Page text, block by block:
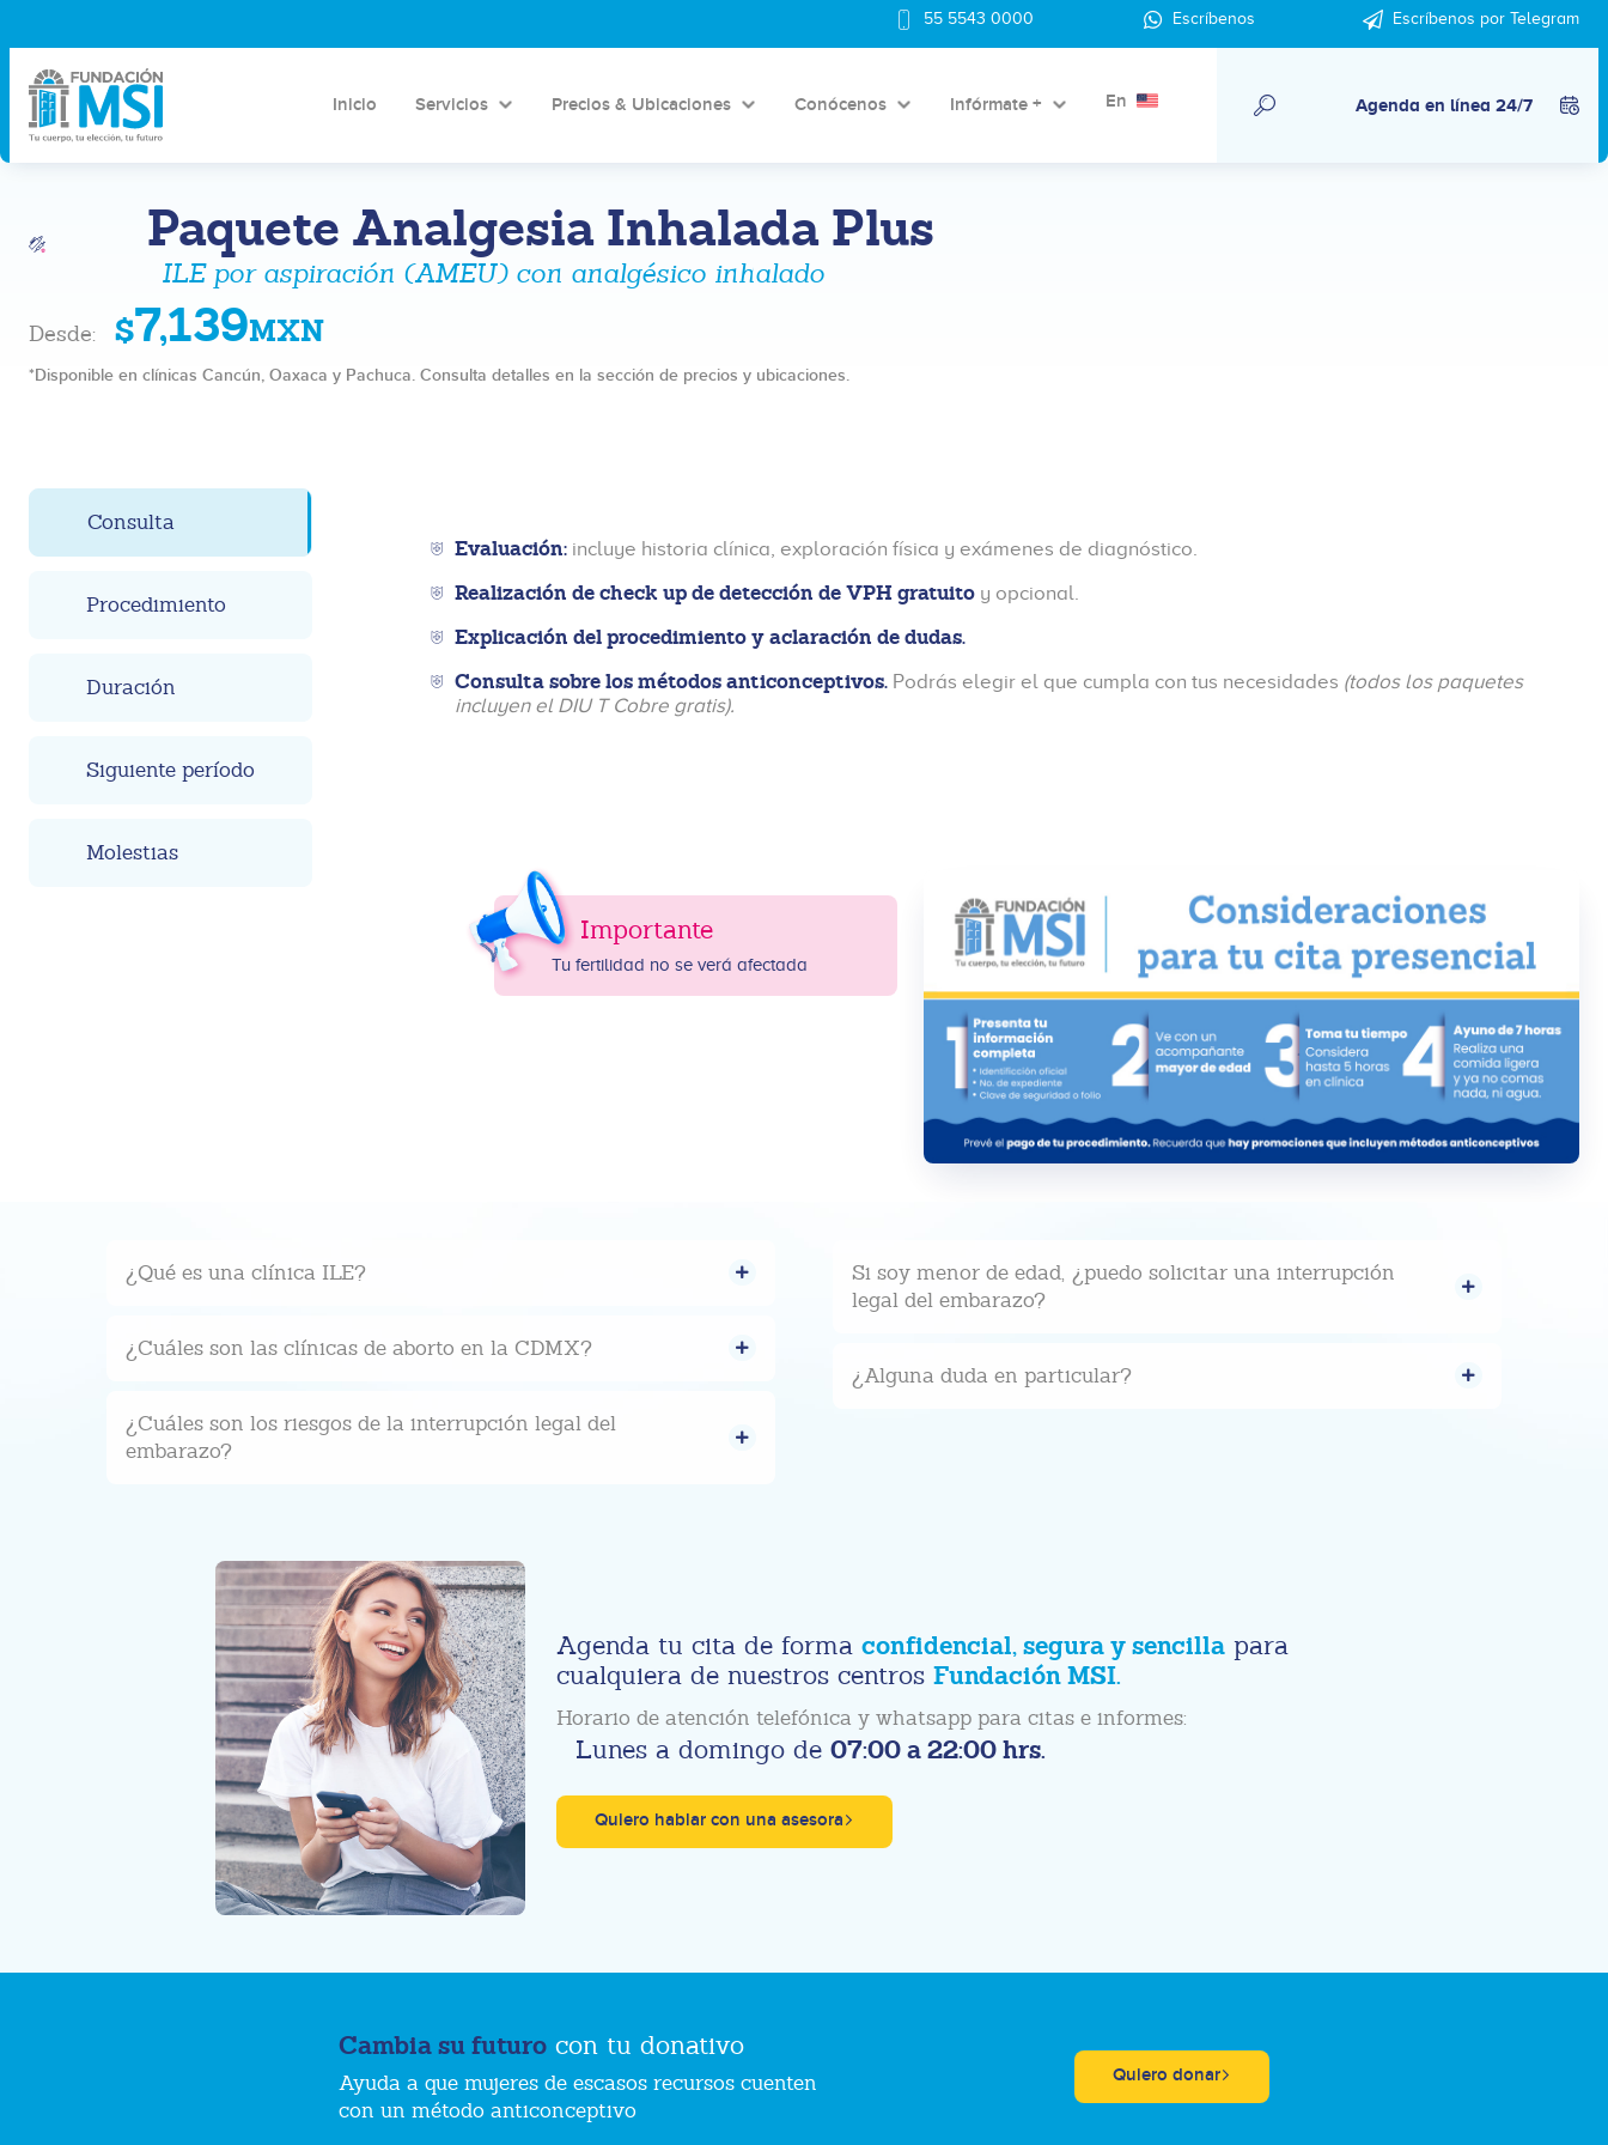
55 5543 0000 Escríbenos Escríbenos por Telegram
Inicio Servicios Precios & Ubicaciones Conócenos Infórmate + En Agenda en línea 24/7
Paquete Analgesia Inhalada Plus
ILE por aspiración (AMEU) con analgésico inhalado
Desde: $7,139MXN
*Disponible en clínicas Cancún, Oaxaca y Pachuca. Consulta detalles en la sección de precios y ubicaciones.
Consulta
Procedimiento
Duración
Siguiente período
Molestias
Evaluación:incluye historia clínica, exploración física y exámenes de diagnóstico.
Realización de check up de detección de VPH gratuitoy opcional.
Explicación del procedimientoy aclaración de dudas.
Consulta sobre los métodos anticonceptivos.Podrás elegir el que cumpla con tus necesidades (todos los paquetes
incluyen el DIU T Cobre gratis).
Importante
Tu fertilidad no se verá afectada
¿Qué es una clínica ILE?
¿Cuáles son las clínicas de aborto en la CDMX?
¿Cuáles son los riesgos de la interrupción legal del
embarazo?
Si soy menor de edad, ¿puedo solicitar una interrupción
legal del embarazo?
¿Alguna duda en particular?
Agenda tu cita de forma confidencial, segura y sencillapara
cualquiera de nuestros centros Fundación MSI.
Horario de atención telefónica y whatsapp para citas e informes:
Lunes a domingo de 07:00 a 22:00 hrs.
Quiero hablar con una asesora
Cambia su futuro con tu donativo
Ayuda a que mujeres de escasos recursos cuenten
con un método anticonceptivo
Quiero donar